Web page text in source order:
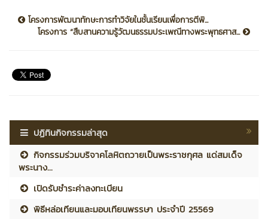
โครงการพัฒนาทักษะการทำวิจัยในชั้นเรียนเพื่อการตีพิ...
โครงการ “สืบสานความรู้วัฒนธรรมประเพณีทางพระพุทธศาส...
ปฏิทินกิจกรรมล่าสุด
กิจกรรมร่วมบริจาคโลหิตถวายเป็นพระราชกุศล แด่สมเด็จ
พระนาง...
เปิดรับชำระค่าลงทะเบียน
พิธีหล่อเทียนและมอบเทียนพรรษา ประจำปี 25569